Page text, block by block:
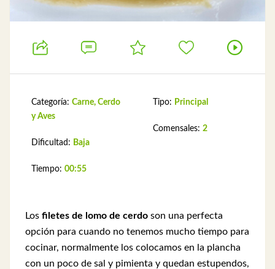
Categoría: Carne, Cerdo
y Aves
Dificultad: Baja
Tiempo: 00:55
Tipo: Principal
Comensales: 2
Los filetes de lomo de cerdo son una perfecta
opción para cuando no tenemos mucho tiempo para
cocinar, normalmente los colocamos en la plancha
con un poco de sal y pimienta y quedan estupendos,